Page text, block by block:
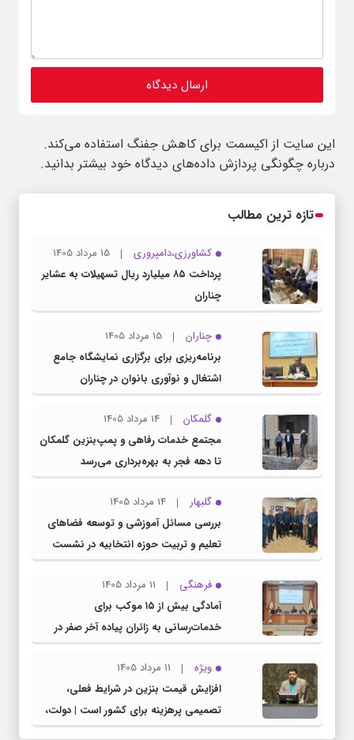
این سایت از اکیسمت برای کاهش جفنگ استفاده می‌کند.
درباره چگونگی پردازش داده‌های دیدگاه خود بیشتر بدانید.
تازه ترین مطالب
کشاورزی،دامپروری
15 مرداد 1405
پرداخت ۸۵ میلیارد ریال تسهیلات به عشایر
چناران
چناران
15 مرداد 1405
برنامه‌ریزی برای برگزاری نمایشگاه جامع
اشتغال و نوآوری بانوان در چناران
گلمکان
14 مرداد 1405
مجتمع خدمات رفاهی و پمپ‌بنزین گلمکان
تا دهه فجر به بهره‌برداری می‌رسد
گلبهار
14 مرداد 1405
بررسی مسائل آموزشی و توسعه فضاهای
تعلیم و تربیت حوزه انتخابیه در نشست
مشترک عضو کمیسیون آموزش مجلس با
مدیرکل آموزش و پرورش خراسان رضوی
فرهنگی
11 مرداد 1405
آمادگی بیش از ۱۵ موکب برای
خدمات‌رسانی به زائران پیاده آخر صفر در
شهرستان چناران
ویژه
11 مرداد 1405
افزایش قیمت بنزین در شرایط فعلی،
تصمیمی پرهزینه برای کشور است | دولت،
قاچاق سوخت و عوامل اصلی ناترازی را